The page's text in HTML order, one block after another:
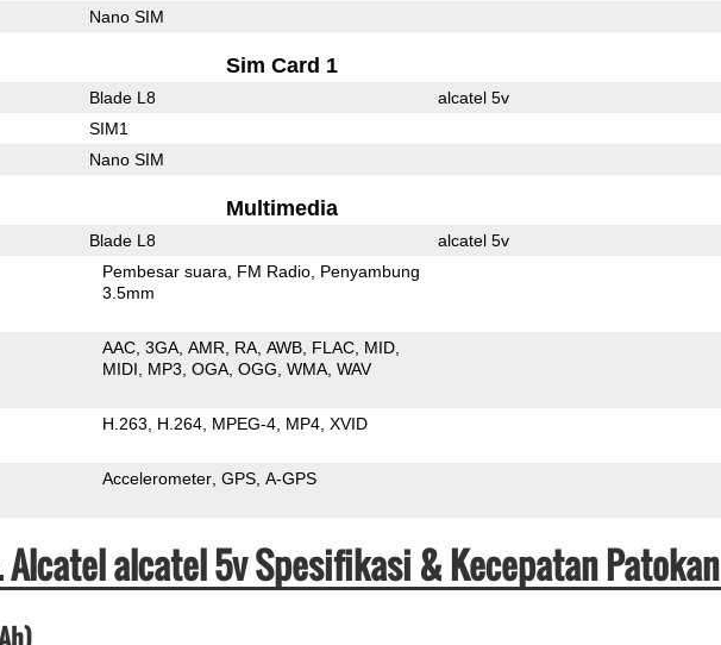
Nano SIM
Sim Card 1
Blade L8 alcatel 5v
SIM1
Nano SIM
Multimedia
Blade L8 alcatel 5v
Pembesar suara FM Radio Penyambung
3.5mm
AAC 3GA AMR RA AWB FLAC MID
MIDI
MP3 OGA OGG WMA WAV
H.263 H.264 MPEG-4 MP4 XVID
Accelerometer GPS A-GPS
Alcatel alcatel 5v Spesifikasi & Kecepatan Patokan